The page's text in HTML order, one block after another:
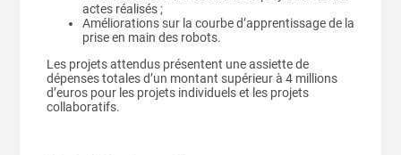
actes réalisés ;
Améliorations sur la courbe d’apprentissage de la
prise en main des robots.
Les projets attendus présentent une assiette de
dépenses totales d’un montant supérieur à 4 millions
d’euros pour les projets individuels et les projets
collaboratifs.